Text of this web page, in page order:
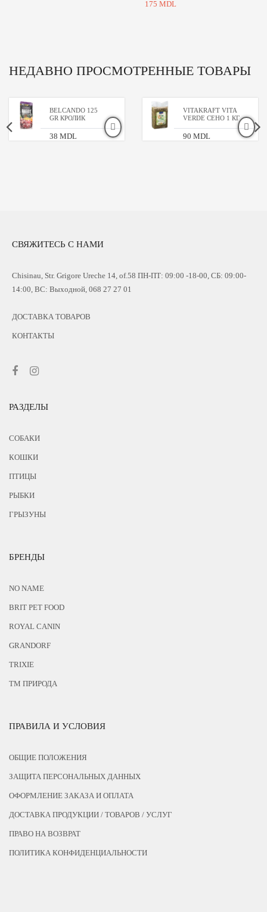
175 MDL
НЕДАВНО ПРОСМОТРЕННЫЕ ТОВАРЫ
BELCANDO 125
GR КРОЛИК
38 MDL
VITAKRAFT VITA
VERDE СЕНО 1 КГ
90 MDL
СВЯЖИТЕСЬ С НАМИ
Chisinau, Str. Grigore Ureche 14, of.58 ПН-ПТ: 09:00 -18-00, СБ: 09:00-
14:00, ВС: Выходной, 068 27 27 01
ДОСТАВКА ТОВАРОВ
КОНТАКТЫ
РАЗДЕЛЫ
СОБАКИ
КОШКИ
ПТИЦЫ
РЫБКИ
ГРЫЗУНЫ
БРЕНДЫ
NO NAME
BRIT PET FOOD
ROYAL CANIN
GRANDORF
TRIXIE
ТМ ПРИРОДА
ПРАВИЛА И УСЛОВИЯ
ОБЩИЕ ПОЛОЖЕНИЯ
ЗАЩИТА ПЕРСОНАЛЬНЫХ ДАННЫХ
ОФОРМЛЕНИЕ ЗАКАЗА И ОПЛАТА
ДОСТАВКА ПРОДУКЦИИ / ТОВАРОВ / УСЛУГ
ПРАВО НА ВОЗВРАТ
ПОЛИТИКА КОНФИДЕНЦИАЛЬНОСТИ